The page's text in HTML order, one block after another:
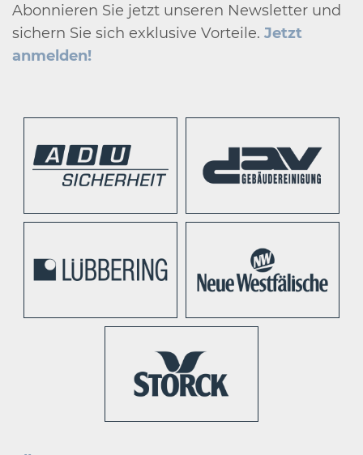
Abonnieren Sie jetzt unseren Newsletter und
sichern Sie sich exklusive Vorteile. Jetzt
anmelden!